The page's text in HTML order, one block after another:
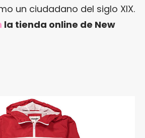
un ciudadano del siglo XIX.
la tienda online de New